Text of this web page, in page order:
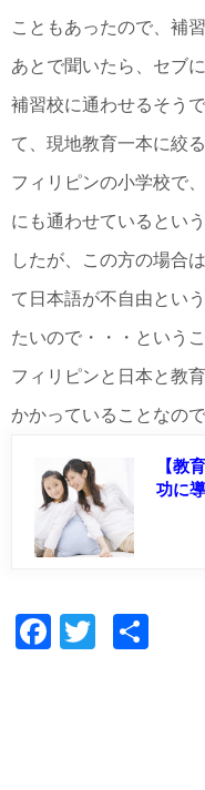
こともあったので、補
あとで聞いたら、セブ
補習校に通わせるそう
て、現地教育一本に絞
フィリピンの小学校で
にも通わせているとい
したが、この方の場合
て日本語が不自由とい
たいので・・・というこ
フィリピンと日本と教
かかっていることなの
【教
功に
Facebook
Twitter